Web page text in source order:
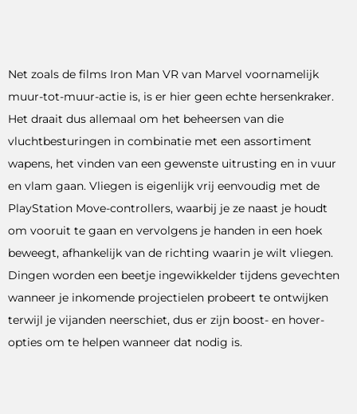
Net zoals de films Iron Man VR van Marvel voornamelijk
muur-tot-muur-actie is, is er hier geen echte hersenkraker.
Het draait dus allemaal om het beheersen van die
vluchtbesturingen in combinatie met een assortiment
wapens, het vinden van een gewenste uitrusting en in vuur
en vlam gaan. Vliegen is eigenlijk vrij eenvoudig met de
PlayStation Move-controllers, waarbij je ze naast je houdt
om vooruit te gaan en vervolgens je handen in een hoek
beweegt, afhankelijk van de richting waarin je wilt vliegen.
Dingen worden een beetje ingewikkelder tijdens gevechten
wanneer je inkomende projectielen probeert te ontwijken
terwijl je vijanden neerschiet, dus er zijn boost- en hover-
opties om te helpen wanneer dat nodig is.